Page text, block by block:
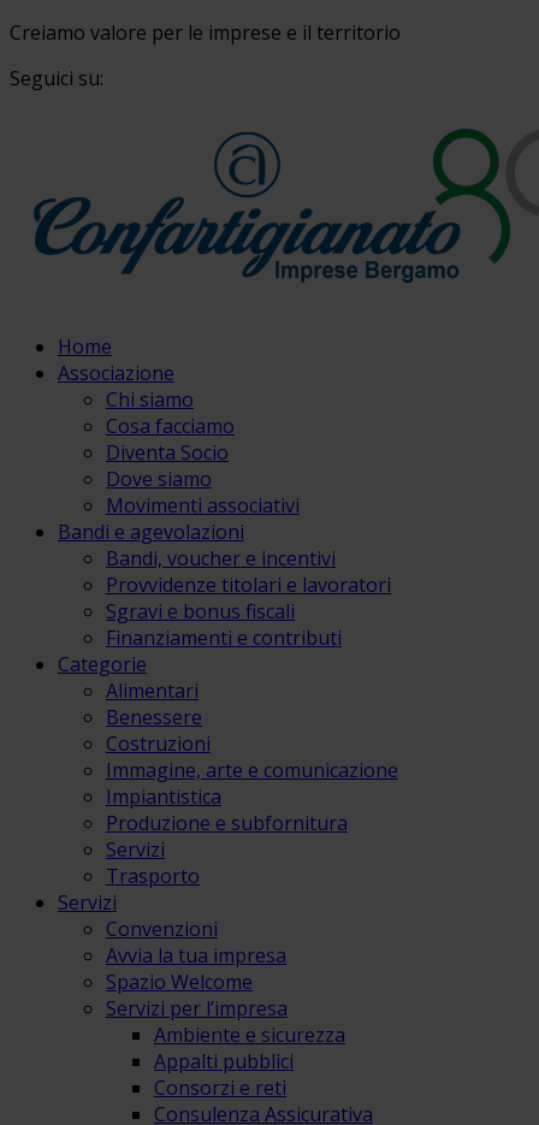
Creiamo valore per le imprese e il territorio
Seguici su:
Home
Associazione
Chi siamo
Cosa facciamo
Diventa Socio
Dove siamo
Movimenti associativi
Bandi e agevolazioni
Bandi, voucher e incentivi
Provvidenze titolari e lavoratori
Sgravi e bonus fiscali
Finanziamenti e contributi
Categorie
Alimentari
Benessere
Costruzioni
Immagine, arte e comunicazione
Impiantistica
Produzione e subfornitura
Servizi
Trasporto
Servizi
Convenzioni
Avvia la tua impresa
Spazio Welcome
Servizi per l’impresa
Ambiente e sicurezza
Appalti pubblici
Consorzi e reti
Consulenza Assicurativa